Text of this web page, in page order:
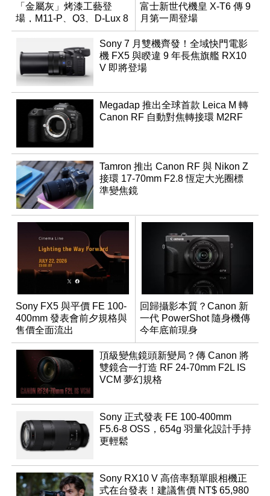
「金屬灰」烤漆工藝登
場，M11-P、Q3、D-Lux 8
領銜換裝
富士新世代機皇 X-T6 傳 9
月第一周登場
Sony 7 月雙機齊發！全域快門電影
機 FX5 與睽違 9 年長焦旗艦 RX10
V 即將登場
Megadap 推出全球首款 Leica M 轉
Canon RF 自動對焦轉接環 M2RF
Tamron 推出 Canon RF 與 Nikon Z
接環 17-70mm F2.8 恆定大光圈標
準變焦鏡
Sony FX5 與平價 FE 100-
400mm 發表會前夕規格與
售價全面流出
回歸攝影本質？Canon 新
一代 PowerShot 隨身機傳
今年底前現身
頂級變焦鏡頭新變局？傳 Canon 將
雙鏡合一打造 RF 24-70mm F2L IS
VCM 夢幻規格
Sony 正式發表 FE 100-400mm
F5.6-8 OSS，654g 羽量化設計手持
更輕鬆
Sony RX10 V 高倍率類單眼相機正
式在台發表！建議售價 NT$ 65,980